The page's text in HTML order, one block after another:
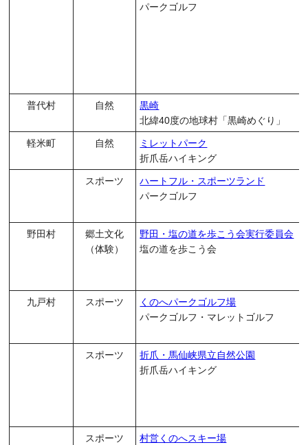
パークゴルフ
普代村 自然
黒崎
北緯40度の地球村「黒崎めぐり」
軽米町 自然
ミレットパーク
折爪岳ハイキング
スポーツ
ハートフル・スポーツランド
パークゴルフ
野田村
郷土文化
（体験）
野田・塩の道を歩こう会実行委員会
塩の道を歩こう会
九戸村 スポーツ
くのへパークゴルフ場
パークゴルフ・マレットゴルフ
スポーツ
折爪・馬仙峡県立自然公園
折爪岳ハイキング
スポーツ
村営くのへスキー場